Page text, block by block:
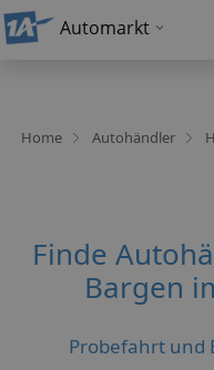
Automarkt
Home Autohändler
Finde
Bargen
Probefahrt und